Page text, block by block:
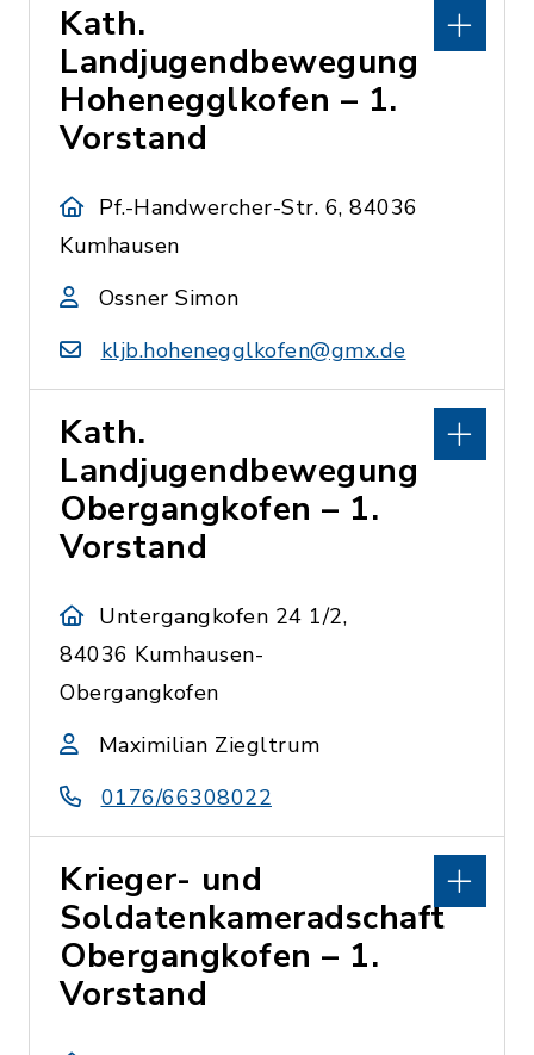
Kath.
Landjugendbewegung
Hohenegglkofen – 1.
Vorstand
Pf.-Handwercher-Str. 6, 84036
Kumhausen
Ossner Simon
kljb.hohenegglkofen@gmx.de
Kath.
Landjugendbewegung
Obergangkofen – 1.
Vorstand
Untergangkofen 24 1/2,
84036 Kumhausen-
Obergangkofen
Maximilian Ziegltrum
0176/66308022
Krieger- und
Soldatenkameradschaft
Obergangkofen – 1.
Vorstand